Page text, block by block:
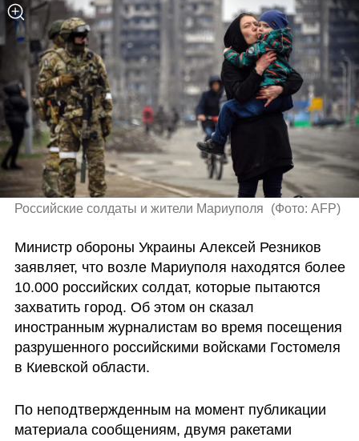
Российские солдаты и жители Мариуполя (Фото: AFP)
Министр обороны Украины Алексей Резников
заявляет, что возле Мариуполя находятся более
10.000 российских солдат, которые пытаются
захватить город. Об этом он сказал
иностранным журналистам во время посещения
разрушенного российскими войсками Гостомеля
в Киевской области.
По неподтвержденным на момент публикации
материала сообщениям, двумя ракетами